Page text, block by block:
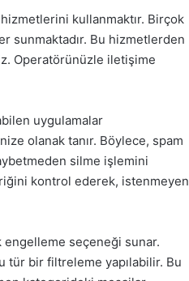
kullanmaktır. Birçok
sunmaktadır. Bu hizmetlerden
Operatörünüzle iletişime
uygulamalar
olanak tanır. Böylece, spam
silme işlemini
kontrol ederek, istenmeyen
seçeneği sunar.
tür bir filtreleme yapılabilir. Bu